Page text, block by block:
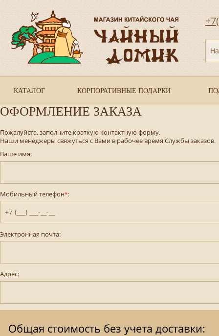
КАТАЛОГ КОРПОРАТИВНЫЕ ПОДАРКИ
ОФОРМЛЕНИЕ ЗАКАЗА
Пожалуйста, заполните краткую контактную форму.
Наши менеджеры свяжуться с Вами в рабочее время Службы заказов.
Ваше имя:
Мобильный телефон*:
+7 (___) ___-__-__
Электронная почта:
Адрес:
Общая стоимость без учета доставки: